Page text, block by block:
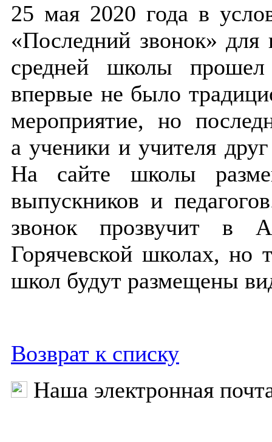
25 мая 2020 года в
«Последний звонок»
средней школы
впервые не было
мероприятие, но
а ученики и учителя
На сайте школы
выпускников и
звонок прозвучит в
Горячевской школах, но
школ будут размещены
Возврат к списку
Наша электронная